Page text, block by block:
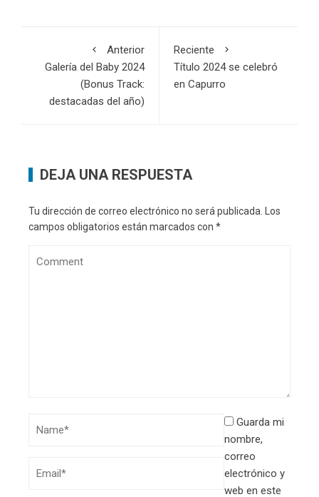
Anterior
Galería del Baby 2024
(Bonus Track:
destacadas del año)
Reciente
Título 2024 se celebró
en Capurro
DEJA UNA RESPUESTA
Tu dirección de correo electrónico no será publicada.
Los
campos obligatorios están marcados con *
Guarda mi
nombre,
correo
electrónico y
web en este